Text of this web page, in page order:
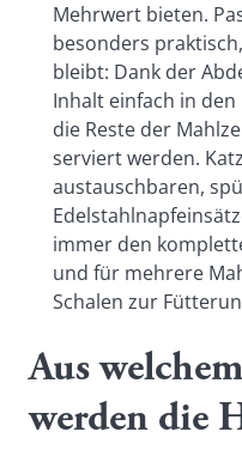
Mehrwert bieten.
besonders
bleibt: Dank der
Inhalt einfach in
die Reste der
serviert werden.
austauschbaren,
immer den
und für mehrere
Schalen zur
Aus
werden die